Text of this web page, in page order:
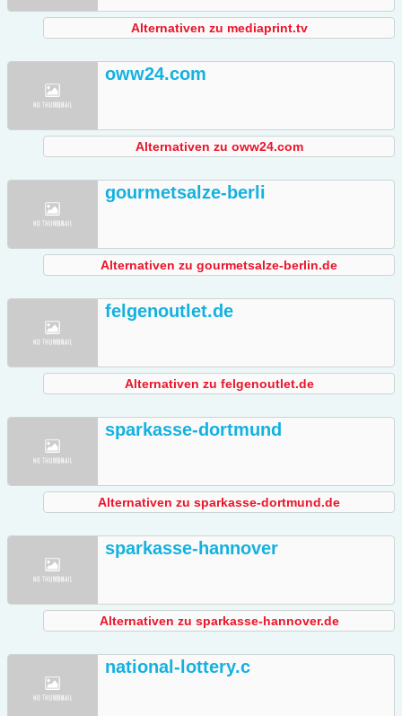
Alternativen zu mediaprint.tv
oww24.com
Alternativen zu oww24.com
gourmetsalze-berli
Alternativen zu gourmetsalze-berlin.de
felgenoutlet.de
Alternativen zu felgenoutlet.de
sparkasse-dortmund
Alternativen zu sparkasse-dortmund.de
sparkasse-hannover
Alternativen zu sparkasse-hannover.de
national-lottery.c